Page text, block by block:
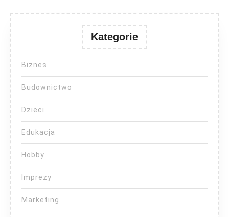
Kategorie
Biznes
Budownictwo
Dzieci
Edukacja
Hobby
Imprezy
Marketing